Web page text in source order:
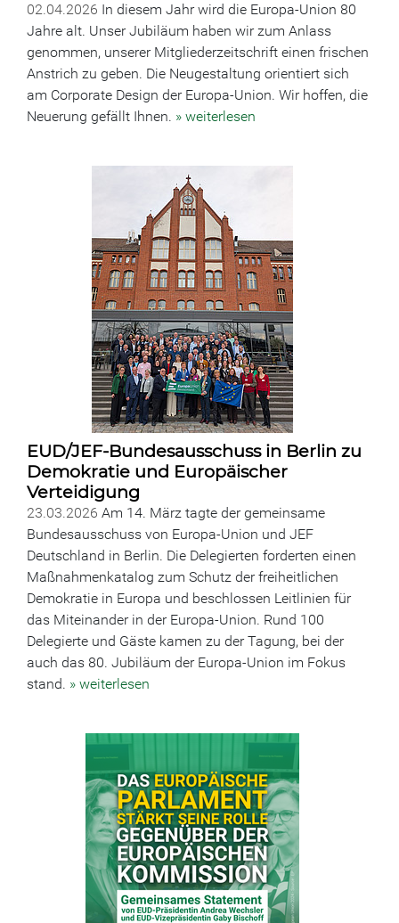
02.04.2026 In diesem Jahr wird die Europa-Union 80
Jahre alt. Unser Jubiläum haben wir zum Anlass
genommen, unserer Mitgliederzeitschrift einen frischen
Anstrich zu geben. Die Neugestaltung orientiert sich
am Corporate Design der Europa-Union. Wir hoffen, die
Neuerung gefällt Ihnen. » weiterlesen
EUD/JEF-Bundesausschuss in Berlin zu
Demokratie und Europäischer
Verteidigung
23.03.2026 Am 14. März tagte der gemeinsame
Bundesausschuss von Europa-Union und JEF
Deutschland in Berlin. Die Delegierten forderten einen
Maßnahmenkatalog zum Schutz der freiheitlichen
Demokratie in Europa und beschlossen Leitlinien für
das Miteinander in der Europa-Union. Rund 100
Delegierte und Gäste kamen zu der Tagung, bei der
auch das 80. Jubiläum der Europa-Union im Fokus
stand. » weiterlesen